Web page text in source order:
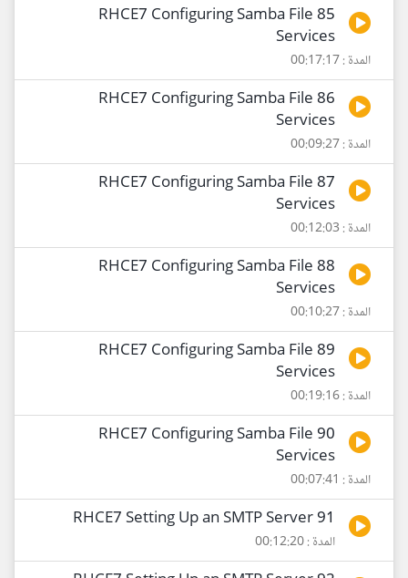
85 RHCE7 Configuring Samba File
Services
المدة : 00:17:17
86 RHCE7 Configuring Samba File
Services
المدة : 00:09:27
87 RHCE7 Configuring Samba File
Services
المدة : 00:12:03
88 RHCE7 Configuring Samba File
Services
المدة : 00:10:27
89 RHCE7 Configuring Samba File
Services
المدة : 00:19:16
90 RHCE7 Configuring Samba File
Services
المدة : 00:07:41
91 RHCE7 Setting Up an SMTP Server
المدة : 00:12:20